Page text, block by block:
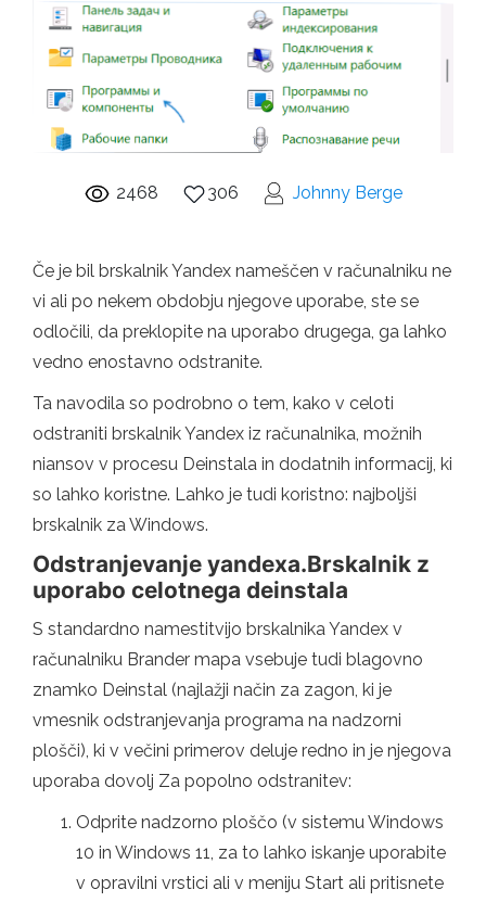
2468 306 Johnny Berge
Če je bil brskalnik Yandex nameščen v računalniku ne
vi ali po nekem obdobju njegove uporabe, ste se
odločili, da preklopite na uporabo drugega, ga lahko
vedno enostavno odstranite.
Ta navodila so podrobno o tem, kako v celoti
odstraniti brskalnik Yandex iz računalnika, možnih
niansov v procesu Deinstala in dodatnih informacij, ki
so lahko koristne. Lahko je tudi koristno: najboljši
brskalnik za Windows.
Odstranjevanje yandexa.Brskalnik z
uporabo celotnega deinstala
S standardno namestitvijo brskalnika Yandex v
računalniku Brander mapa vsebuje tudi blagovno
znamko Deinstal (najlažji način za zagon, ki je
vmesnik odstranjevanja programa na nadzorni
plošči), ki v večini primerov deluje redno in je njegova
uporaba dovolj Za popolno odstranitev:
Odprite nadzorno ploščo (v sistemu Windows
10 in Windows 11, za to lahko iskanje uporabite
v opravilni vrstici ali v meniju Start ali pritisnete